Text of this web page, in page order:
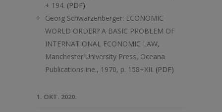
+ 194. (PDF)
Georg Schwarzenberger: ECONOMIC
WORLD ORDER? A BASIC PROBLEM OF
INTERNATIONAL ECONOMIC LAW,
Manchester University Press, Oceana
Publications ine., 1970, p. 158+XII. (PDF)
1. OKT. 2020.